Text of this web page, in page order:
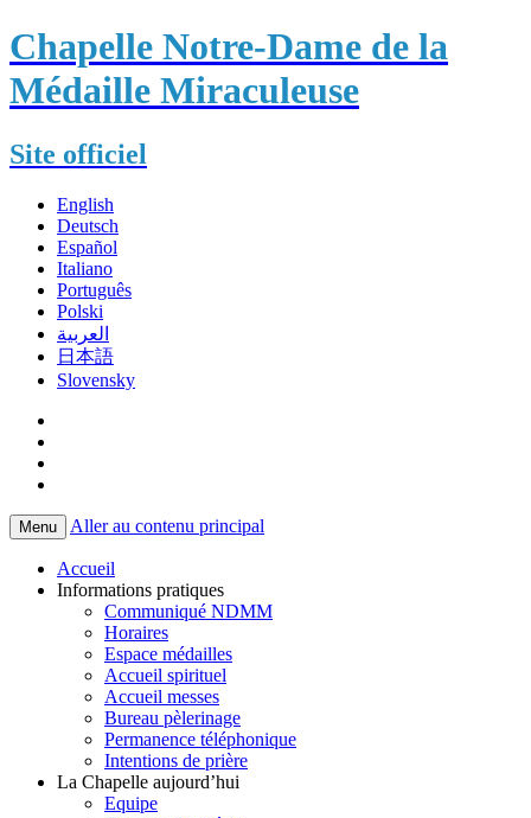
Chapelle Notre-Dame de la
Médaille Miraculeuse
Site officiel
English
Deutsch
Español
Italiano
Português
Polski
العربية
日本語
Slovensky
Menu Aller au contenu principal
Accueil
Informations pratiques
Communiqué NDMM
Horaires
Espace médailles
Accueil spirituel
Accueil messes
Bureau pèlerinage
Permanence téléphonique
Intentions de prière
La Chapelle aujourd’hui
Equipe